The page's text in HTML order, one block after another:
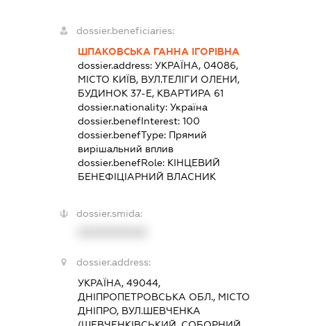
dossier.beneficiaries:
ШПАКОВСЬКА ГАННА ІГОРІВНА
dossier.address: УКРАЇНА, 04086,
МІСТО КИЇВ, ВУЛ.ТЕЛІГИ ОЛЕНИ,
БУДИНОК 37-Е, КВАРТИРА 61
dossier.nationality: Україна
dossier.benefInterest: 100
dossier.benefType: Прямий
вирішальний вплив
dossier.benefRole: КІНЦЕВИЙ
БЕНЕФІЦІАРНИЙ ВЛАСНИК
dossier.smida:
dossier.address:
УКРАЇНА, 49044,
ДНІПРОПЕТРОВСЬКА ОБЛ., МІСТО
ДНІПРО, ВУЛ.ШЕВЧЕНКА